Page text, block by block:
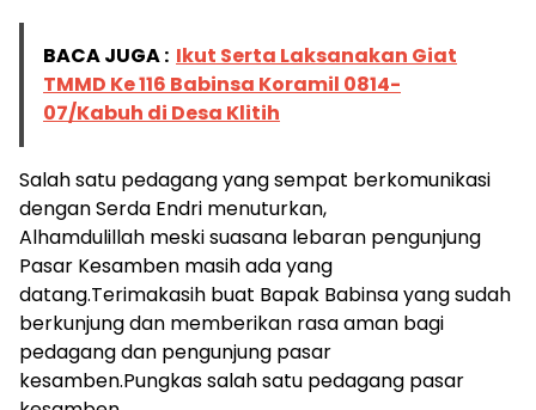
BACA JUGA : Ikut Serta Laksanakan Giat
TMMD Ke 116 Babinsa Koramil 0814-
07/Kabuh di Desa Klitih
Salah satu pedagang yang sempat berkomunikasi
dengan Serda Endri menuturkan,
Alhamdulillah meski suasana lebaran pengunjung
Pasar Kesamben masih ada yang
datang.Terimakasih buat Bapak Babinsa yang sudah
berkunjung dan memberikan rasa aman bagi
pedagang dan pengunjung pasar
kesamben.Pungkas salah satu pedagang pasar